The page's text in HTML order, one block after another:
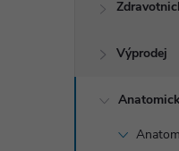
Výprodej